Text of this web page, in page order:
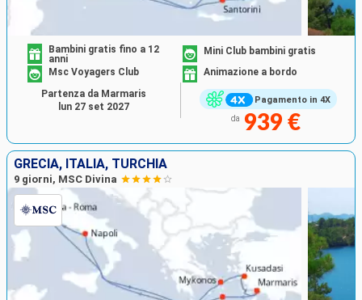
Pagamento in 4X
Bambini gratis fino a 12
anni
Mini Club bambini gratis
Msc Voyagers Club
Animazione a bordo
da 939 €
Partenza da Marmaris
lun 27 set 2027
GRECIA, ITALIA, TURCHIA
9 giorni, MSC Divina